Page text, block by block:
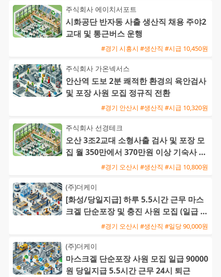
주식회사 에이치서포트
시화공단 반자동 사출 생산직 채용 주야2
교대 및 통근버스 운행
#경기 시흥시 #생산직 #시급 10,450원
주식회사 가온넥서스
안산역 도보 2분 쾌적한 환경의 육안검사
및 포장 사원 모집 정규직 전환
#경기 안산시 #생산직 #시급 10,320원
주식회사 선경테크
오산 3조2교대 소형사출 검사 및 포장 모
집 월 350만에서 370만원 이상 기숙사 지
원 및 통근버스 운행
#경기 오산시 #생산직 #시급 10,800원
(주)더케이
[화성/당일지급] 하루 5.5시간 근무 마스
크겔 단순포장 및 충진 사원 모집 (일급 9
#경기 오산시 #생산직 #일당 90,000원
(주)더케이
마스크겔 단순포장 사원 모집 일급 90000
원 당일지급 5.5시간 근무 24시 퇴근